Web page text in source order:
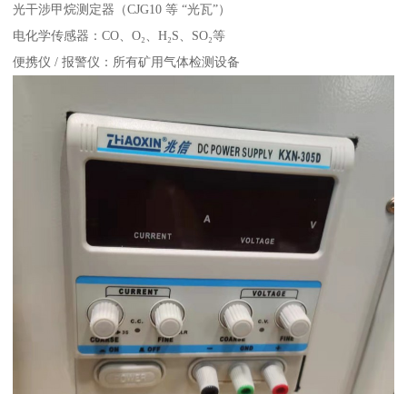
光干涉甲烷测定器（CJG10 等 “光瓦”）
电化学传感器：CO、O₂、H₂S、SO₂等
便携仪 / 报警仪：所有矿用气体检测设备